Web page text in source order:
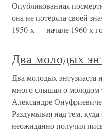
Опубликованная
она не потеряла своей
1950-х — начале 1960-х
Два молодых
Два молодых
много слышал о молодом
Александре
Раздумывая над тем,
неожиданно получил